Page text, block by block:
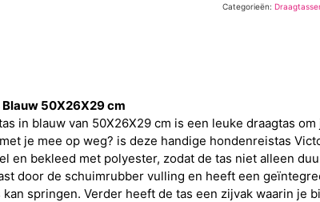
Categorieën:
50X26X29 cm
in blauw van 50X26X29 cm is een leuke draagtas
je mee op weg? is deze handige hondenreistas
en bekleed met polyester, zodat de tas niet alleen
door de schuimrubber vulling en heeft een
springen. Verder heeft de tas een zijvak waarin je